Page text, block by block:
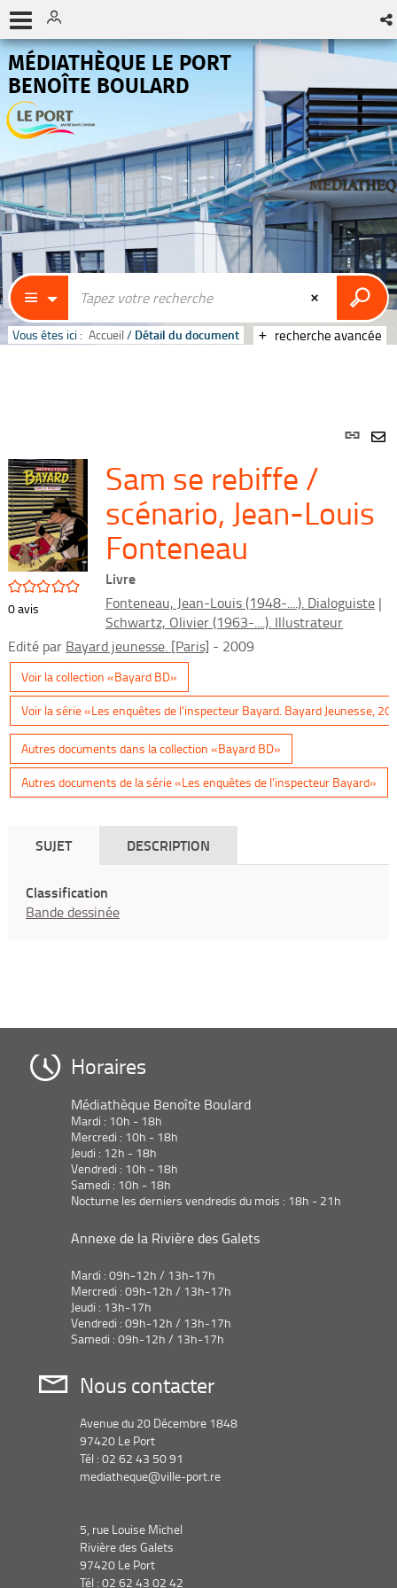
MÉDIATHÈQUE LE PORT
BENOÎTE BOULARD
recherche avancée
Vous êtes ici : Accueil / Détail du document
Lien
/5
0avis
Sam se rebiffe /
scénario, Jean-Louis
Fonteneau
Livre
Fonteneau, Jean-Louis (1948-....). Dialoguiste |
Schwartz, Olivier (1963-....). Illustrateur
Edité par Bayard jeunesse. [Paris] - 2009
Voir la collection «Bayard BD»
Voir la série «Les enquêtes de l'inspecteur Bayard. Bayard Jeunesse,
Autres documents dans la collection «Bayard BD»
Autres documents de la série «Les enquêtes de l'inspecteur Bayard»
SUJET DESCRIPTION
Classification
Bande dessinée
Horaires
Médiathèque Benoîte Boulard
Mardi : 10h - 18h
Mercredi : 10h - 18h
Jeudi : 12h - 18h
Vendredi : 10h - 18h
Samedi : 10h - 18h
Nocturne les derniers vendredis du mois : 18h - 21h
Annexe de la Rivière des Galets
Mardi : 09h-12h / 13h-17h
Mercredi : 09h-12h / 13h-17h
Jeudi : 13h-17h
Vendredi : 09h-12h / 13h-17h
Samedi : 09h-12h / 13h-17h
Nous contacter
Avenue du 20 Décembre 1848
97420 Le Port
Tél : 02 62 43 50 91
mediatheque@ville-port.re
5, rue Louise Michel
Rivière des Galets
97420 Le Port
Tél : 02 62 43 02 42